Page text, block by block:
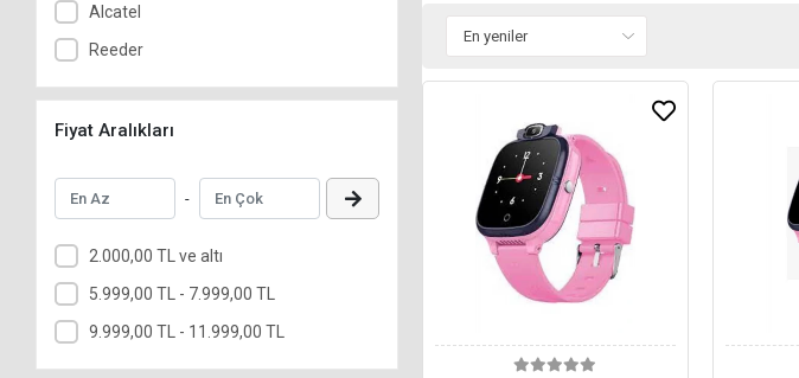
Alcatel
Reeder
Fiyat Aralıkları
-
2.000,00 TL ve altı
5.999,00 TL - 7.999,00 TL
9.999,00 TL - 11.999,00 TL